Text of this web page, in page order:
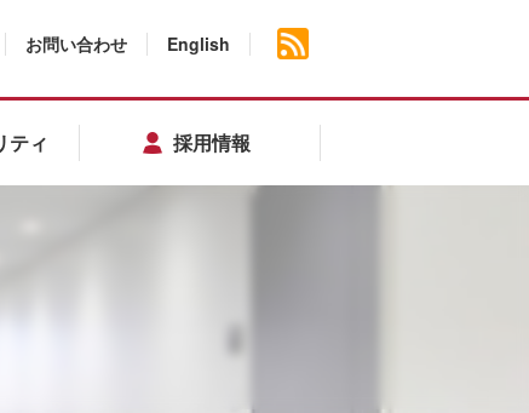
お問い合わせ English
ティ 採用情報